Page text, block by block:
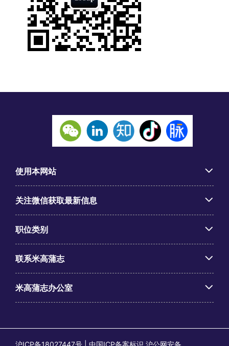
使用本网站
关注微信获取最新信息
职位类别
联系米高蒲志
米高蒲志办公室
沪ICP备18027447号 | 中国ICP备案标识 沪公网安备